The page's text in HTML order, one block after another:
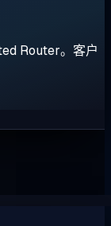
Router。客户